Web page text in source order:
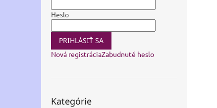
Heslo
PRIHLÁSIŤ SA
Nová registráciaZabudnuté heslo
kategórie
Kategórie